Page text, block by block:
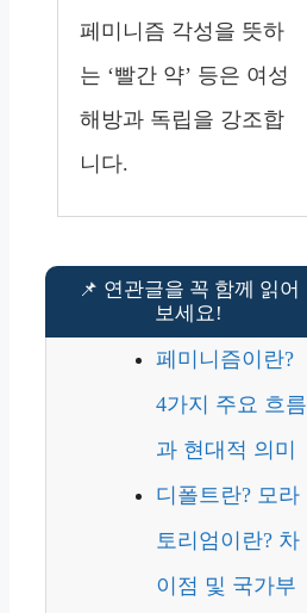
페미니즘 각성을 뜻하
는 ‘빨간 약’ 등은 여성
해방과 독립을 강조합
니다.
페미니즘이란?
4가지 주요 흐름
과 현대적 의미
디폴트란? 모라
토리엄이란? 차
이점 및 국가부